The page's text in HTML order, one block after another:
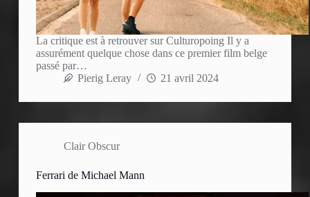
La critique est à retrouver sur Culturopoing Il y a
assurément quelque chose dans ce premier film belge
passé par…
Pierig Leray
21 avril 2024
Clair Obscur
Ferrari de Michael Mann